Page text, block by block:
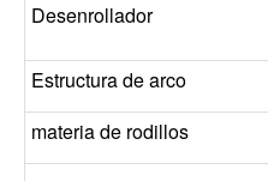
Desenrollador
Estructura de arco
materia de rodillos